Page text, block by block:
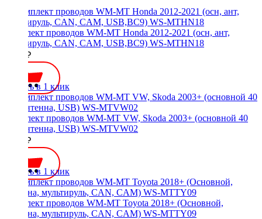
Комплект проводов WM-MT Honda 2012-2021 (осн, ант,
мультируль, CAN, CAM, USB,BC9) WS-MTHN18
3500 ₽
Купить в 1 клик
Комплект проводов WM-MT VW, Skoda 2003+ (основной 40
pin, антенна, USB) WS-MTVW02
1800 ₽
Купить в 1 клик
Комплект проводов WM-MT Toyota 2018+ (Основной,
антенна, мультируль, CAN, CAM) WS-MTTY09